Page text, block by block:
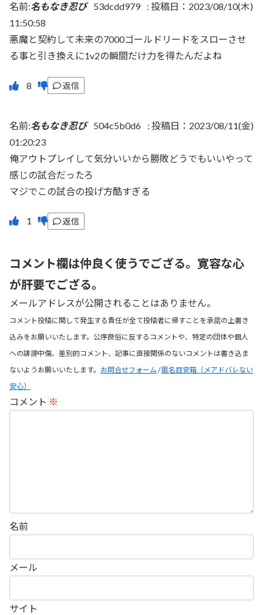
名前:名もなき忍び 53dcdd979 : 投稿日：2023/08/10(木)
11:50:58
悪魔と契約して未来の7000ゴールドリードをスローさせ
る事と引き換えに1v2の瞬間だけ力を得たんだよね
返信
名前:名もなき忍び 504c5b0d6 : 投稿日：2023/08/11(金)
01:20:23
俺アウトプレイして気分いいから勝敗どうでもいいやって
感じの試合だったろ
マジでこの試合の投げ方酷すぎる
返信
コメント欄は仲良く使うでござる。寛容な心
が肝要でござる。
メールアドレスが公開されることはありません。
コメント投稿に関して発生する責任が全て投稿者に帰すことを承諾の上書き
込みをお願いいたします。公序良俗に反するコメントや、特定の団体や個人
への誹謗中傷、差別的コメント、記事に直接関係のないコメントは書き込ま
ないようお願いいたします。 お問合せフォーム /匿名目安箱（メアドバレない
安心）
コメント ※
名前
メール
サイト